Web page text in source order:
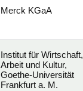
Merck KGaA
Institut für Wirtschaft,
Arbeit und Kultur,
Goethe-Universität
Frankfurt a. M.